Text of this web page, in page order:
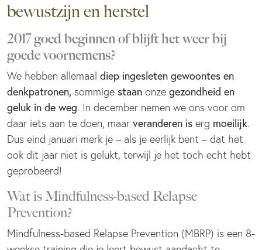
bewustzijn en herstel
2017 goed beginnen of blijft het weer bij
goede voornemens?
We hebben allemaal diep ingesleten gewoontes en
denkpatronen, sommige staan onze gezondheid en
geluk in de weg. In december nemen we ons voor om
daar iets aan te doen, maar veranderen is erg moeilijk.
Dus eind januari merk je – als je eerlijk bent – dat het
ook dit jaar niet is gelukt, terwijl je het toch echt hebt
geprobeerd!
Wat is Mindfulness-based Relapse
Prevention?
Mindfulness-based Relapse Prevention (MBRP) is een 8-